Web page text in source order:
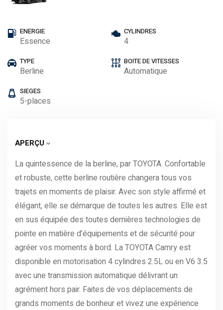
ENERGIE
Essence
CYLINDRES
4
TYPE
Berline
BOITE DE VITESSES
Automatique
SIEGES
5-places
APERÇU
La quintessence de la berline, par TOYOTA. Confortable
et robuste, cette berline routière changera tous vos
trajets en moments de plaisir. Avec son style affirmé et
élégant, elle se démarque de toutes les autres. Elle est
en sus équipée des toutes dernières technologies de
pointe en matière d’équipements et de sécurité pour
agréer vos moments à bord. La TOYOTA Camry est
disponible en motorisation 4 cylindres 2.5L ou en V6 3.5
avec une transmission automatique délivrant un
agrément hors pair. Faites de vos déplacements de
grands moments de bonheur et vivez une expérience